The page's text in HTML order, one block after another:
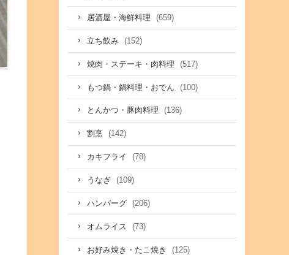
居酒屋・海鮮料理 (659)
立ち飲み (152)
焼肉・ステーキ・肉料理 (517)
もつ鍋・鍋料理・おでん (100)
とんかつ・豚肉料理 (136)
割烹 (142)
カキフライ (78)
うなぎ (109)
ハンバーグ (206)
オムライス (73)
お好み焼き・たこ焼き (125)